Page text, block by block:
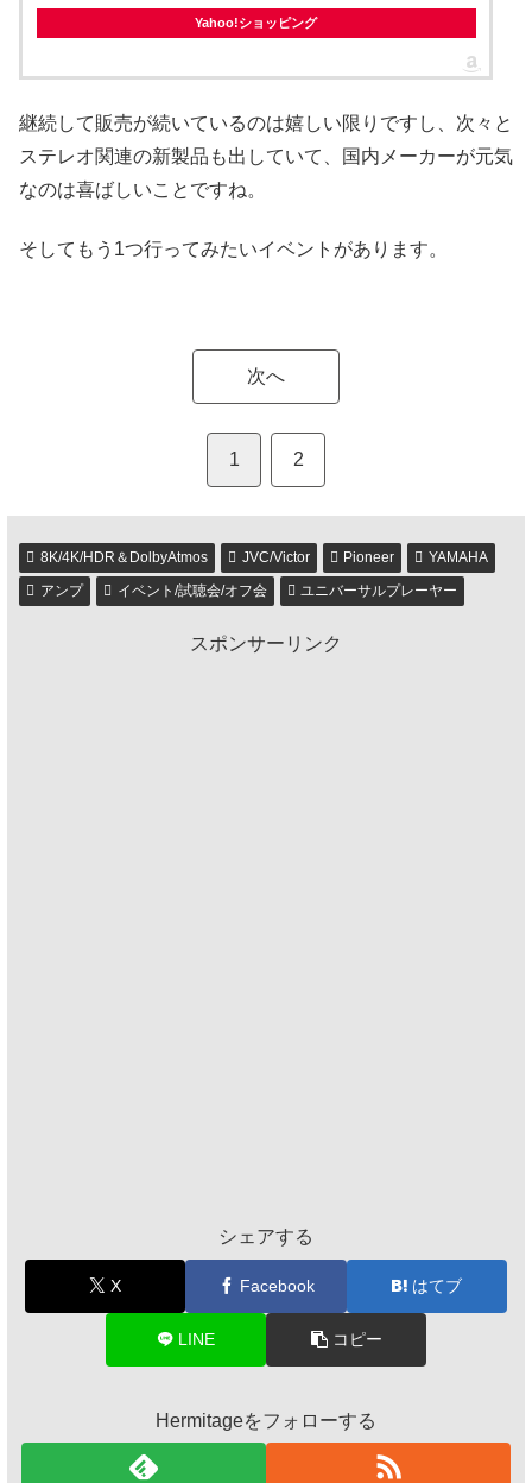
Yahoo!ショッピング
継続して販売が続いているのは嬉しい限りですし、次々と
ステレオ関連の新製品も出していて、国内メーカーが元気
なのは喜ばしいことですね。
そしてもう1つ行ってみたいイベントがあります。
次へ
1 2
8K/4K/HDR＆DolbyAtmos JVC/Victor Pioneer
YAMAHA
アンプ
イベント/試聴会/オフ会 ユニバーサルプレーヤー
スポンサーリンク
シェアする
X Facebook はてブ
LINE コピー
Hermitageをフォローする